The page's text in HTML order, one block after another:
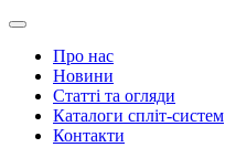
Про нас
Новини
Статті та огляди
Каталоги спліт-систем
Контакти